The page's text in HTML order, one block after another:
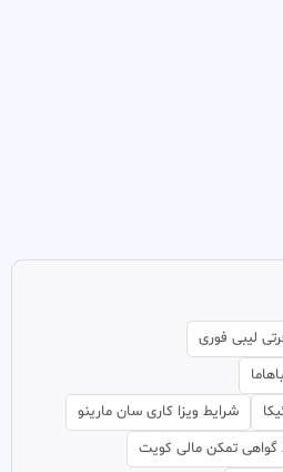
لیبی فوری
شرایط ویزا کاری سان مارینو
گواهی تمکن مالی کویت